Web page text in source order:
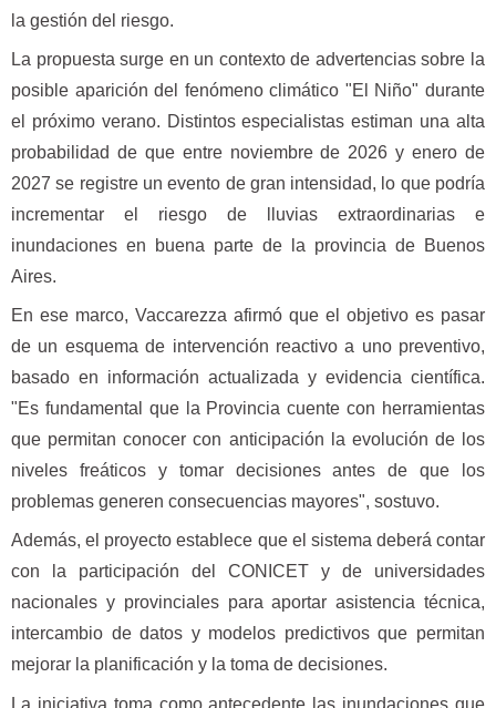
la gestión del riesgo.
La propuesta surge en un contexto de advertencias sobre la
posible aparición del fenómeno climático "El Niño" durante
el próximo verano. Distintos especialistas estiman una alta
probabilidad de que entre noviembre de 2026 y enero de
2027 se registre un evento de gran intensidad, lo que podría
incrementar el riesgo de lluvias extraordinarias e
inundaciones en buena parte de la provincia de Buenos
Aires.
En ese marco, Vaccarezza afirmó que el objetivo es pasar
de un esquema de intervención reactivo a uno preventivo,
basado en información actualizada y evidencia científica.
"Es fundamental que la Provincia cuente con herramientas
que permitan conocer con anticipación la evolución de los
niveles freáticos y tomar decisiones antes de que los
problemas generen consecuencias mayores", sostuvo.
Además, el proyecto establece que el sistema deberá contar
con la participación del CONICET y de universidades
nacionales y provinciales para aportar asistencia técnica,
intercambio de datos y modelos predictivos que permitan
mejorar la planificación y la toma de decisiones.
La iniciativa toma como antecedente las inundaciones que